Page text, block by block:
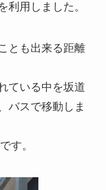
利用しました。
とも出来る距離
ている中を坂道
バスで移動しま
す。